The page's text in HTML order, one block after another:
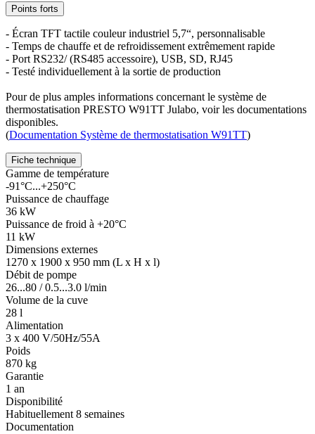
Points forts
- Écran TFT tactile couleur industriel 5,7“, personnalisable
- Temps de chauffe et de refroidissement extrêmement rapide
- Port RS232/ (RS485 accessoire), USB, SD, RJ45
- Testé individuellement à la sortie de production
Pour de plus amples informations concernant le système de
thermostatisation PRESTO W91TT Julabo, voir les documentations
disponibles.
(Documentation Système de thermostatisation W91TT)
Fiche technique
Gamme de température
-91°C...+250°C
Puissance de chauffage
36 kW
Puissance de froid à +20°C
11 kW
Dimensions externes
1270 x 1900 x 950 mm (L x H x l)
Débit de pompe
26...80 / 0.5...3.0 l/min
Volume de la cuve
28 l
Alimentation
3 x 400 V/50Hz/55A
Poids
870 kg
Garantie
1 an
Disponibilité
Habituellement 8 semaines
Documentation